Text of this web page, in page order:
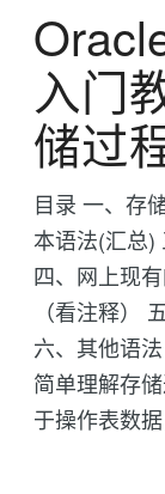
入门
储过
目录 一、存
本语法(汇总)
四、网上现
（看注释）
六、其他语
简单理解存
于操作表数